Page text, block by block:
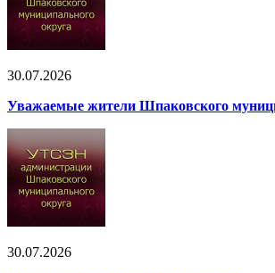
30.07.2026
Уважаемые жители Шпаковского
30.07.2026